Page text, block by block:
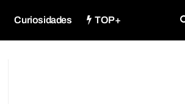
Curiosidades TOP+